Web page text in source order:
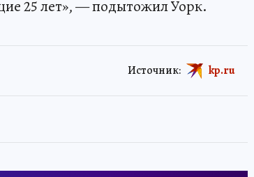
25 лет», — подытожил Уорк.
Источник: kp.ru